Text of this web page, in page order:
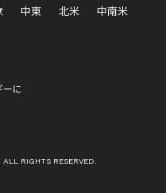
中東 北米
中南米
ーに
RIGHTS RESERVED.